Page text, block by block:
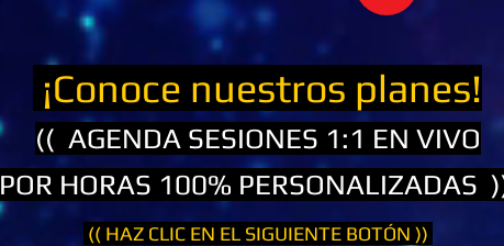
¡Conoce nuestros planes!
(( AGENDA SESIONES 1:1 EN VIVO
POR HORAS 100% PERSONALIZADAS )
(( HAZ CLIC EN EL SIGUIENTE BOTÓN ))